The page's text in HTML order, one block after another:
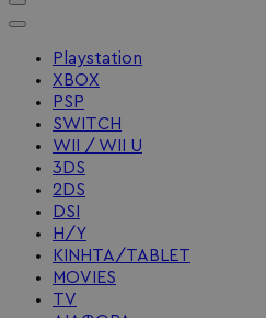
Playstation
XBOX
PSP
SWITCH
WII / WII U
3DS
2DS
DSI
Η/Υ
ΚΙΝΗΤΑ/TABLET
MOVIES
TV